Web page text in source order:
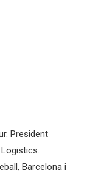
President
Barcelona i